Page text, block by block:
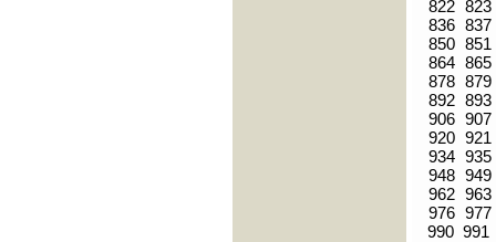
822 823
836 837
850 851
864 865
878 879
892 893
906 907
920 921
934 935
948 949
962 963
976 977
990 991